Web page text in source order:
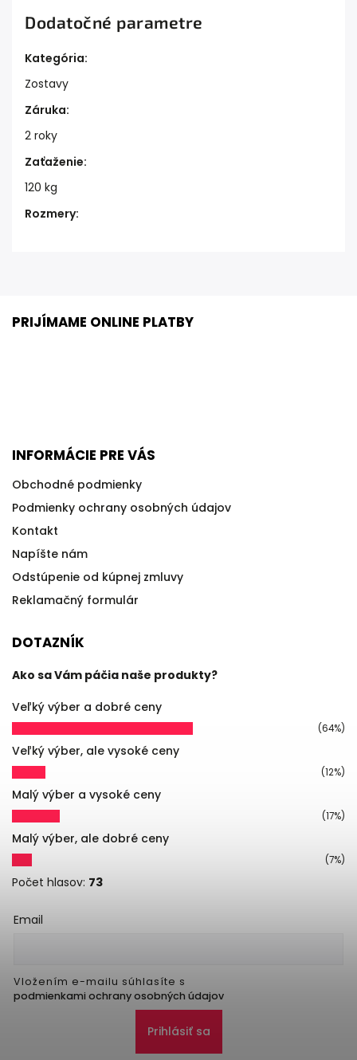
Dodatočné parametre
Kategória:
Zostavy
Záruka:
2 roky
Zaťaženie:
120 kg
Rozmery:
PRIJÍMAME ONLINE PLATBY
INFORMÁCIE PRE VÁS
Obchodné podmienky
Podmienky ochrany osobných údajov
Kontakt
Napíšte nám
Odstúpenie od kúpnej zmluvy
Reklamačný formulár
DOTAZNÍK
Ako sa Vám páčia naše produkty?
Veľký výber a dobré ceny
(64%)
Veľký výber, ale vysoké ceny
(12%)
Malý výber a vysoké ceny
(17%)
Malý výber, ale dobré ceny
(7%)
Počet hlasov: 73
Email
Vložením e-mailu súhlasíte s
podmienkami ochrany osobných údajov
Prihlásiť sa